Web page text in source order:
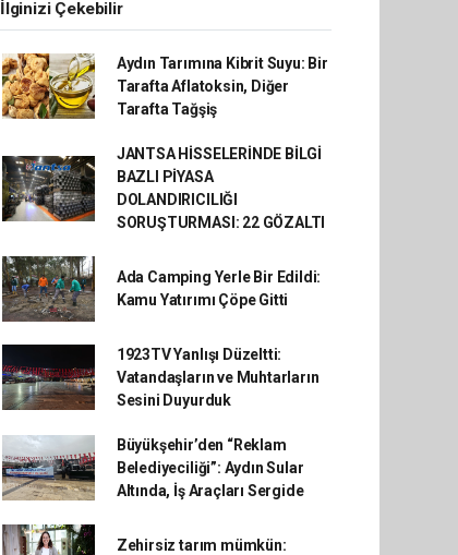
İlginizi Çekebilir
Aydın Tarımına Kibrit Suyu: Bir
Tarafta Aflatoksin, Diğer
Tarafta Tağşiş
JANTSA HİSSELERİNDE BİLGİ
BAZLI PİYASA
DOLANDIRICILIĞI
SORUŞTURMASI: 22 GÖZALTI
Ada Camping Yerle Bir Edildi:
Kamu Yatırımı Çöpe Gitti
1923TV Yanlışı Düzeltti:
Vatandaşların ve Muhtarların
Sesini Duyurduk
Büyükşehir’den “Reklam
Belediyeciliği”: Aydın Sular
Altında, İş Araçları Sergide
Zehirsiz tarım mümkün: